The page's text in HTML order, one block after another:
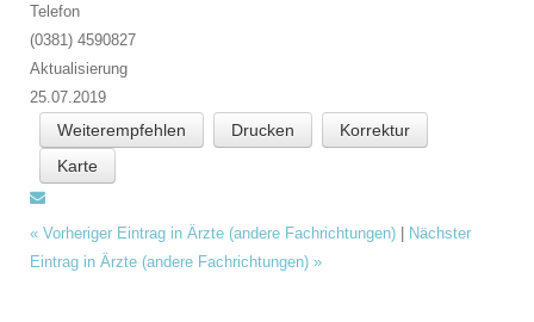
Telefon
(0381) 4590827
Aktualisierung
25.07.2019
Weiterempfehlen Drucken
Korrektur
Karte
« Vorheriger Eintrag in Ärzte (andere Fachrichtungen)
Nächster
Eintrag in Ärzte (andere Fachrichtungen) »